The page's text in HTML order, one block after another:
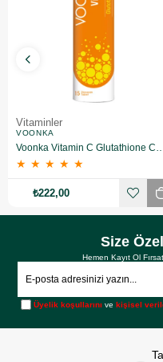
Vitaminler
VOONKA
★ ★ ★ ★ ★
₺222,00
Size
Hemen Kayıt Ol
Üyelik koşullarını vekişisel